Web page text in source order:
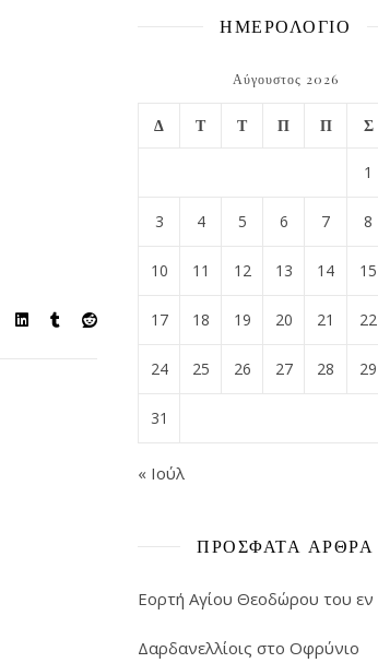
ΗΜΕΡΟΛΟΓΙΟ
Αύγουστος 2026
Δ Τ Τ Π Π Σ
1
3 4 5 6 7 8
10 11 12 13 14 15
17 18 19 20 21 22
24 25 26 27 28 29
31
« Ιούλ
ΠΡΌΣΦΑΤΑ ΆΡΘΡΑ
Εορτή Αγίου Θεοδώρου του εν
Δαρδανελλίοις στο Οφρύνιο